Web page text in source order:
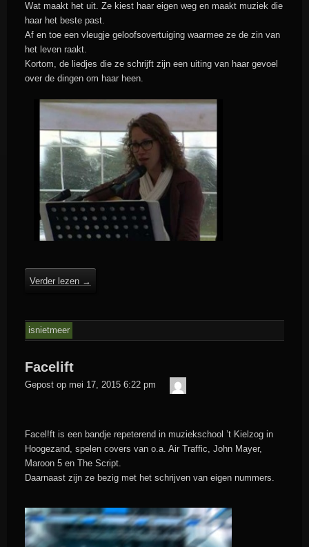
Wat maakt het uit. Ze kiest haar eigen weg en maakt muziek die
haar het beste past.
Af en toe een vleugje geloofsovertuiging waarmee ze de zin van
het leven raakt.
Kortom, de liedjes die ze schrijft zijn een uiting van haar gevoel
over de dingen om haar heen.
Verder lezen →
isnietmeer
Facelift
Gepost op mei 17, 2015 6:22 pm
Facel!ft is een bandje repeterend in muziekschool ’t Kielzog in
Hoogezand, spelen covers van o.a. Air Traffic, John Mayer,
Maroon 5 en The Script.
Daarnaast zijn ze bezig met het schrijven van eigen nummers.